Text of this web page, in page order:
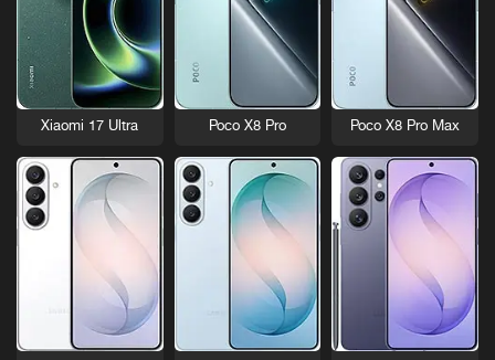
Poco X8 Pro Max
Poco X8 Pro
Xiaomi 17 Ultra